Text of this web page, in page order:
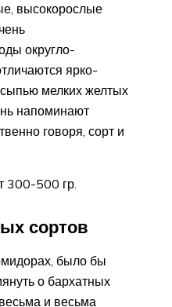
высокорослые
округло-
ярко-
мелких желтых
напоминают
говоря, сорт и
300-500 гр.
сортов
было бы
о бархатных
и весьма